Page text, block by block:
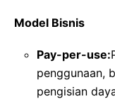
Model Bisnis
Pay-per-use:
penggunaan,
pengisian